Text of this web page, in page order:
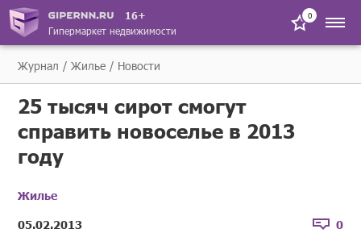
16+
Гипермаркет недвижимости
0
Журнал Жилье Новости
25 тысяч сирот смогут
справить новоселье в 2013
году
Жилье
05.02.2013
0